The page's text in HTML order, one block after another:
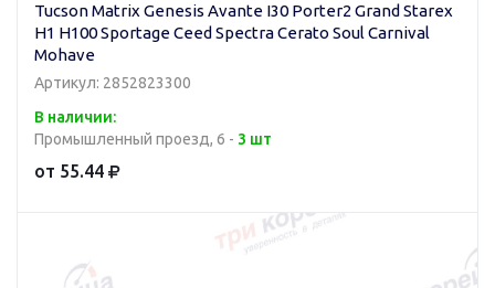
Tucson Matrix Genesis Avante I30 Porter2 Grand Starex
H1 H100 Sportage Ceed Spectra Cerato Soul Carnival
Mohave
Артикул: 2852823300
В наличии:
Промышленный проезд, 6 - 3 шт
от 55.44